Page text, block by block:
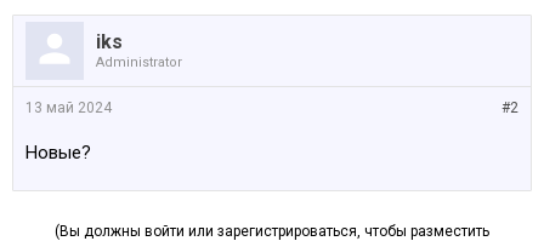
iks
Administrator
#2
13 май 2024
Новые?
(Вы должны войти или зарегистрироваться, чтобы разместить